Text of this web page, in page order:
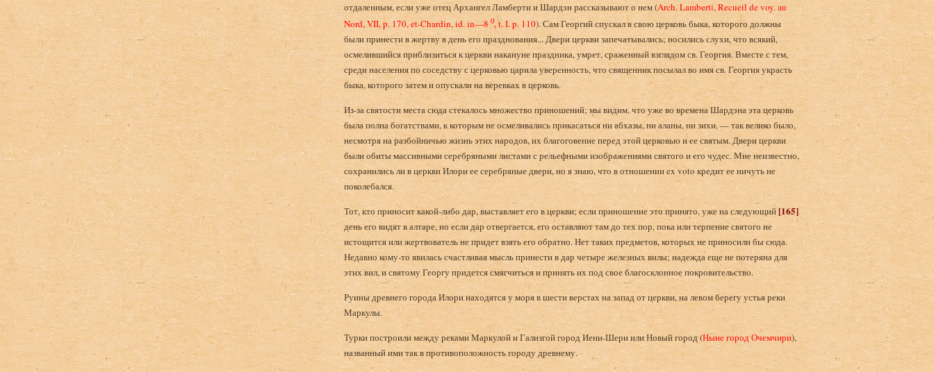
отдаленным, если уже отец Архангел Ламберти и Шардэн рассказывают о нем (Arch. Lamberti, Recueil de voy. au
Nord, VII, p. 170, et-Chardin, id.in—8 0, t. I. p. 110). Сам Георгий спускал в свою церковь быка, которого должны
были принести в жертву в день его празднования... Двери церкви запечатывались; носились слухи, что всякий,
осмелившийся приблизиться к церкви накануне праздника, умрет, сраженный взглядом св. Георгия. Вместе с тем,
среди населения по соседству с церковью царила уверенность, что священник посылал во имя св. Георгия украсть
быка, которого затем и опускали на веревках в церковь.
Из-за святости места сюда стекалось множество приношений; мы видим, что уже во времена Шардэна эта церковь
была полна богатствами, к которым не осмеливались прикасаться ни абхазы, ни аланы, ни зихи, — так велико было,
несмотря на разбойничью жизнь этих народов, их благоговение перед этой церковью и ее святым. Двери церкви
были обиты массивными серебряными листами с рельефными изображениями святого и его чудес. Мне неизвестно,
сохранились ли в церкви Илори ее серебряные двери, но я знаю, что в отношении ex voto кредит ее ничуть не
поколебался.
Тот, кто приносит какой-либо дар, выставляет его в церкви; если приношение это принято, уже на следующий[165]
день его видят в алтаре, но если дар отвергается, его оставляют там до тех пор, пока или терпение святого не
истощится или жертвователь не придет взять его обратно. Нет таких предметов, которых не приносили бы сюда.
Недавно кому-то явилась счастливая мысль принести в дар четыре железных вилы; надежда еще не потеряна для
этих вил, и святому Георгу придется смягчиться и принять их под свое благосклонное покровительство.
Руины древнего города Илори находятся у моря в шести верстах на запад от церкви, на левом берегу устья реки
Маркулы.
Турки построили между реками Маркулой и Гализгой город Иени-Шери или Новый город (Ныне город Очемчири),
названный ими так в противоположность городу древнему.